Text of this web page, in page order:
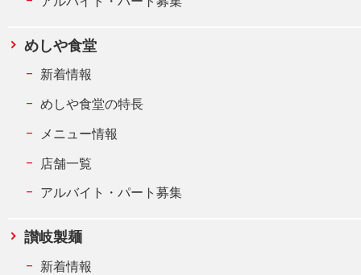
めしや食堂
新着情報
めしや食堂の特長
メニュー情報
店舗一覧
アルバイト・パート募集
讃岐製麺
新着情報